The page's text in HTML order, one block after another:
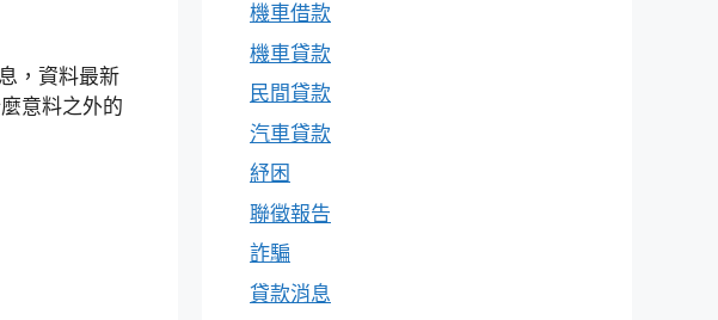
，資料最新
意料之外的
機車借款
機車貸款
民間貸款
汽車貸款
紓困
聯徵報告
詐騙
貸款消息